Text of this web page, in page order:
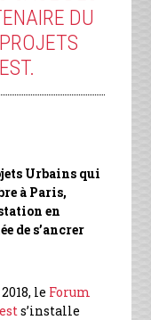
DU
Urbains qui
à Paris,
en
de s’ancrer
le Forum
s’installe